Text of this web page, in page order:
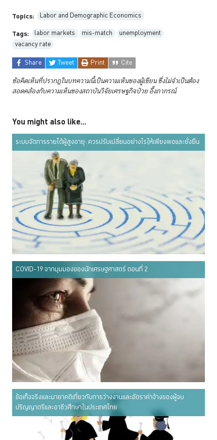
Topics: Labor and Demographic Economics
Tags: labor markets mis-match
unemployment
vacancy rate
Share
Tweet Print Cite
ข้อคิดเห็นที่ปรากฏในบทความนี้เป็นความเห็นของผู้เขียน ซึ่งไม่จำเป็นต้อง
สอดคล้องกับความเห็นของสถาบันวิจัยเศรษฐกิจป๋วยอึ๊งภากรณ์
You might also like...
ระบบจัดการรายได้ผู้สูงอายุ: ควรปรับเปลี่ยนอย่างไรให้เพียงพอและยั่งยืน
COVID-19 จากมุมมองของนักเศรษฐศาสตร์ ตอนที่ 2
ข้อเท็จจริงและมายาคติเกี่ยวกับการว่างงานและอัตราค่าจ้างของผู้จบ
ปริญญาตรีและอาชีวศึกษาในประเทศไทย